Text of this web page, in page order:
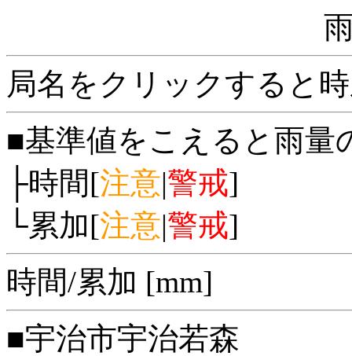
局名をクリックすると
■基準値をこえると雨量
├時間[注意|警戒]
└累加[注意|警戒]
時間/累加 [mm]
■宇治市宇治若森